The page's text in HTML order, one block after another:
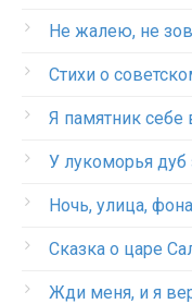
Не жалею, не
Стихи о
Я памятник себе
У лукоморья
Ночь, улица,
Сказка о царе
Жди меня, и я